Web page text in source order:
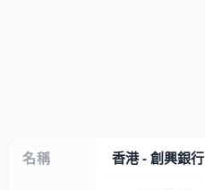
名稱 香港 - 創興銀行